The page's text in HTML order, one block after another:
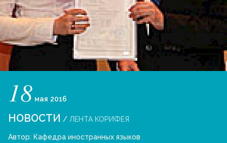
18 мая 2016
НОВОСТИ / ЛЕНТА КОРИФЕЯ
Автор: Кафедра иностранных языков